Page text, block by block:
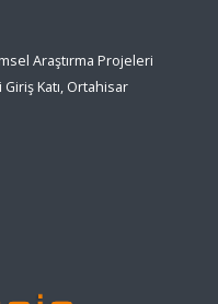
Araştırma Projeleri
Katı, Ortahisar